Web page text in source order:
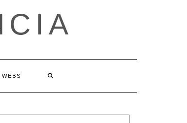
WEBS